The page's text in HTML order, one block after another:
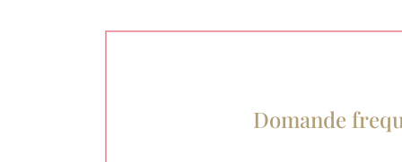
Domande